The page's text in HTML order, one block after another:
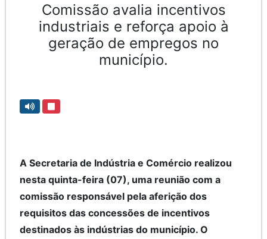
Comissão avalia incentivos
industriais e reforça apoio à
geração de empregos no
município.
A Secretaria de Indústria e Comércio realizou
nesta quinta-feira (07), uma reunião com a
comissão responsável pela aferição dos
requisitos das concessões de incentivos
destinados às indústrias do município. O